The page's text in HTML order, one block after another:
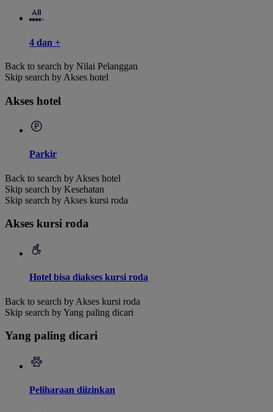
4 dan +
Back to search by Nilai Pelanggan
Skip search by Akses hotel
Akses hotel
Parkir
Back to search by Akses hotel
Skip search by Kesehatan
Skip search by Akses kursi roda
Akses kursi roda
Hotel bisa diakses kursi roda
Back to search by Akses kursi roda
Skip search by Yang paling dicari
Yang paling dicari
Peliharaan diizinkan